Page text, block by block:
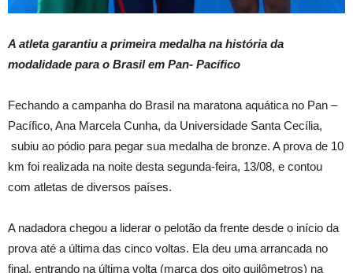
A atleta garantiu a primeira medalha na história da
modalidade para o Brasil em Pan- Pacífico
Fechando a campanha do Brasil na maratona aquática no Pan –
Pacífico, Ana Marcela Cunha, da Universidade Santa Cecília,
subiu ao pódio para pegar sua medalha de bronze. A prova de 10
km foi realizada na noite desta segunda-feira, 13/08, e contou
com atletas de diversos países.
A nadadora chegou a liderar o pelotão da frente desde o início da
prova até a última das cinco voltas. Ela deu uma arrancada no
final, entrando na última volta (marca dos oito quilômetros) na